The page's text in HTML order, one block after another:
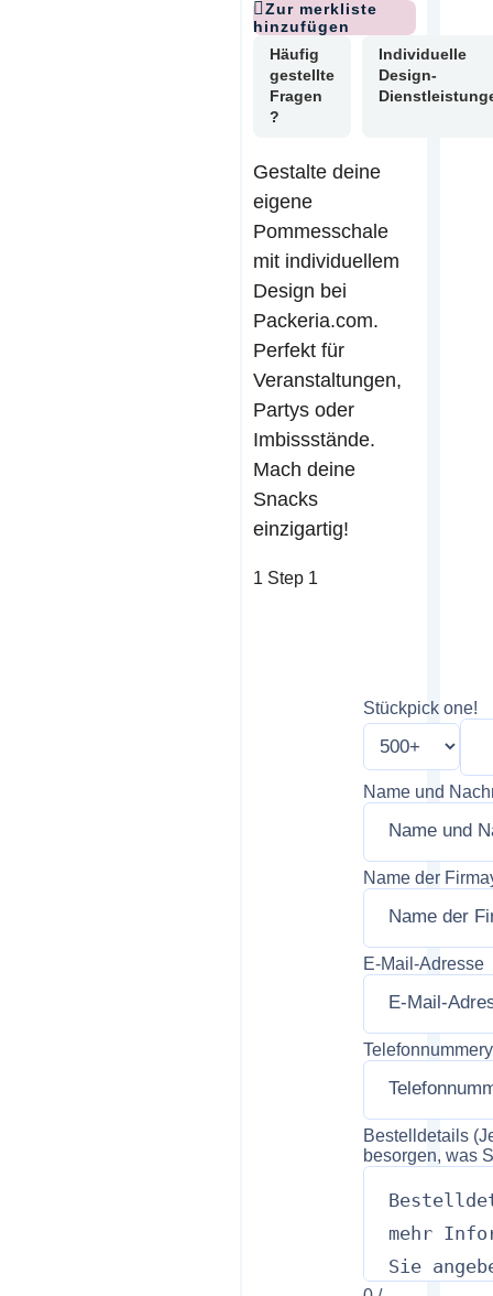
Häufig
gestellte
Fragen
?
Individuelle
Design-
Gestalte deine
eigene
Pommesschale
mit individuellem
Design bei
Packeria.com.
Perfekt für
Veranstaltungen,
Partys oder
Imbissstände.
Mach deine
Snacks
einzigartig!
1 Step 1
Stückpick one!
Name und
Name der Firma
E-Mail-Adresse
Telefonnummer
Bestelldetails
besorgen, was